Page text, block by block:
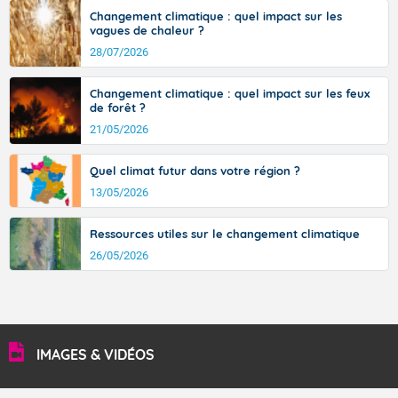
36 à 39 degrés en basse vallée du Rhône, dans
l'intérieur de la Provence.
Fermer
Changement climatique : quel impact sur les
vagues de chaleur ?
28/07/2026
Changement climatique : quel impact sur les feux
de forêt ?
21/05/2026
Quel climat futur dans votre région ?
13/05/2026
Ressources utiles sur le changement climatique
26/05/2026
IMAGES & VIDÉOS